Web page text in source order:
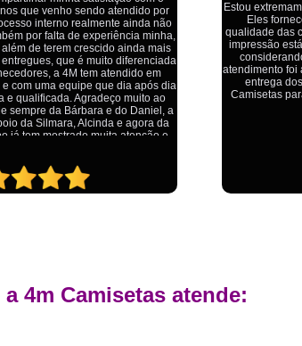
com o serviço da 4M Camisetas!
para a minha pizzaria, e a
O tecido é confortável, a
e o preço foi justo, especialmente
do produto. Além disso, o
desde o primeiro contato até a
Com certeza, recomendo a 4M
uniformes de qualidade e um
benefício.
Ótimo
colocam o
calma e
4m Camisetas atende: